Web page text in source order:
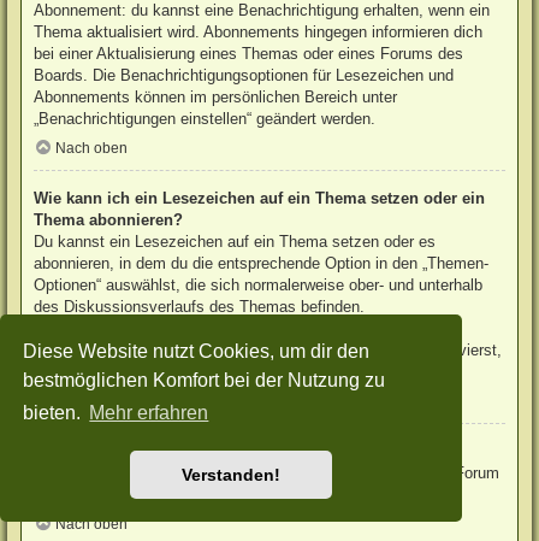
Diese Website nutzt Cookies, um dir den
bestmöglichen Komfort bei der Nutzung zu
bieten. Mehr erfahren
Verstanden!
Abonnement: du kannst eine Benachrichtigung erhalten, wenn ein
Thema aktualisiert wird. Abonnements hingegen informieren dich
bei einer Aktualisierung eines Themas oder eines Forums des
Boards. Die Benachrichtigungsoptionen für Lesezeichen und
Abonnements können im persönlichen Bereich unter
„Benachrichtigungen einstellen“ geändert werden.
Nach oben
Wie kann ich ein Lesezeichen auf ein Thema setzen oder ein
Thema abonnieren?
Du kannst ein Lesezeichen auf ein Thema setzen oder es
abonnieren, in dem du die entsprechende Option in den „Themen-
Optionen“ auswählst, die sich normalerweise ober- und unterhalb
des Diskussionsverlaufs des Themas befinden.
benachrichtigen, sobald eine Antwort geschrieben wurde“ aktivierst,
wird das Thema ebenfalls für dich abonniert.
Nach oben
Wie kann ich ein Forum abonnieren?
Um ein Forum zu abonnieren, verwende im Forum den Link „Forum
abonnieren“, der sich meist am Ende der Seite befindet.
Nach oben